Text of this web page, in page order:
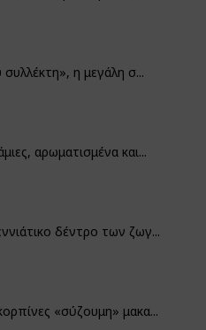
η μεγάλη σ...
αρωματισμένα και...
δέντρο των ζωγ...
«σύζουμη» μακα...